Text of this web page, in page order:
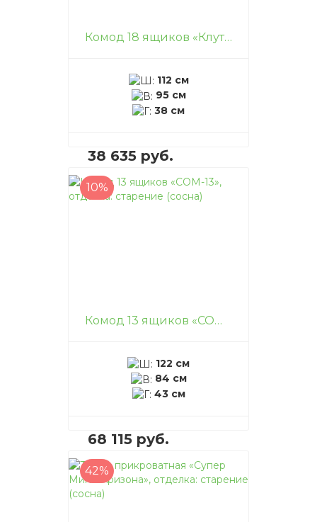
Комод 18 ящиков «Клутье», отделка: старение (сосна)
112 см
95 см
38 см
38 635 руб.
– + В корзину
10%
Комод 13 ящиков «COM-13», отделка: старение (сосна)
122 см
84 см
43 см
68 115 руб.
– + В корзину
42%